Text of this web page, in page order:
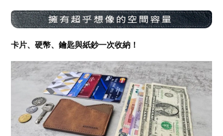
卡片、硬幣、鑰匙與紙鈔一次收納！